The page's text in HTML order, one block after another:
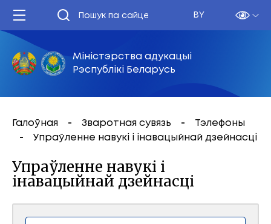
BY
Міністэрства адукацыі
Рэспублікі Беларусь
Галоўная Зваротная сувязь
Тэлефоны
Упраўленне навукі і інавацыйнай дзейнасці
Упраўленне навукі і
інавацыйнай дзейнасці